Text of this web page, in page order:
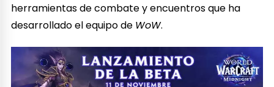
herramientas de combate y encuentros que ha
desarrollado el equipo de WoW.